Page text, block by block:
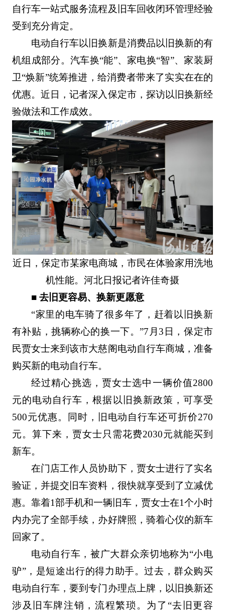
自行车一站式服务流程及旧车回收闭环管理经验
受到充分肯定。
电动自行车以旧换新是消费品以旧换新的有
机组成部分。汽车换“能”、家电换“智”、家装厨
卫“焕新”统筹推进，给消费者带来了实实在在的
优惠。近日，记者深入保定市，探访以旧换新经
验做法和工作成效。
近日，保定市某家电商城，市民在体验家用洗地
机性能。河北日报记者许佳奇摄
■ 去旧更容易、换新更愿意
“家里的电车骑了很多年了，赶着以旧换新
有补贴，挑辆称心的换一下。”7月3日，保定市
民贾女士来到该市大慈阁电动自行车商城，准备
购买新的电动自行车。
经过精心挑选，贾女士选中一辆价值2800
元的电动自行车，根据以旧换新政策，可享受
500元优惠。同时，旧电动自行车还可折价270
元。算下来，贾女士只需花费2030元就能买到
新车。
在门店工作人员协助下，贾女士进行了实名
验证，并提交旧车资料，很快就享受到了立减优
惠。靠着1部手机和一辆旧车，贾女士在1个小时
内办完了全部手续，办好牌照，骑着心仪的新车
回家了。
电动自行车，被广大群众亲切地称为“小电
驴”，是短途出行的得力助手。过去，群众购买
电动自行车，要到专门办理点上牌，以旧换新还
涉及旧车牌注销，流程繁琐。为了“去旧更容